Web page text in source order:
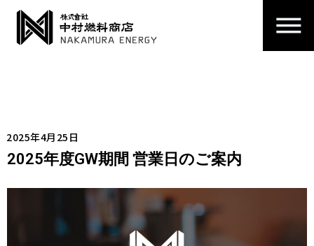
2025年4月25日
2025年度GW期間 営業日のご案内